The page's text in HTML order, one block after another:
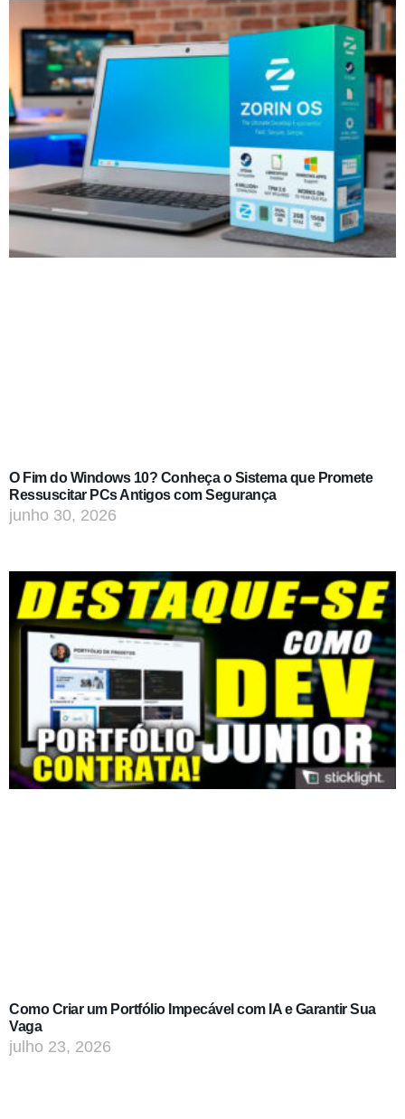
O Fim do Windows 10? Conheça o Sistema que Promete
Ressuscitar PCs Antigos com Segurança
junho 30, 2026
Como Criar um Portfólio Impecável com IA e Garantir Sua
Vaga
julho 23, 2026